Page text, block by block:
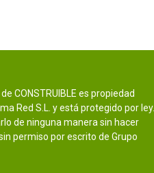
CONSTRUIBLE es propiedad
Red S.L. y está protegido por ley.
de ninguna manera sin hacer
permiso por escrito de Grupo